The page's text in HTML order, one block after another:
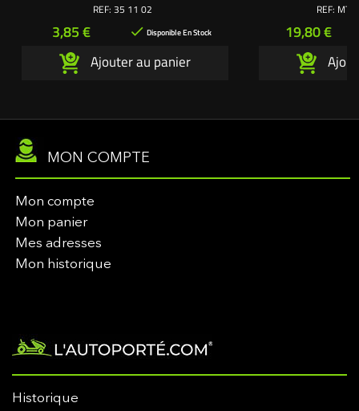
REF: 35 11 02
Prix
3,85 €  Disponible En Stock
Ajouter au panier
REF:
Prix
19,80 €
MON COMPTE
Mon compte
Mon panier
Mes adresses
Mon historique
Historique